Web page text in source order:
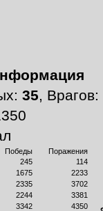
35, Врагов:
Победы
Поражения
245
114
1675
2233
2335
3702
2244
3381
3342
4350